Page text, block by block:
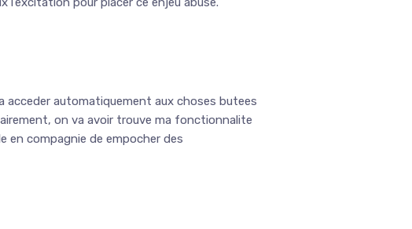
acceder automatiquement aux choses butees
on va avoir trouve ma fonctionnalite
en compagnie de empocher des